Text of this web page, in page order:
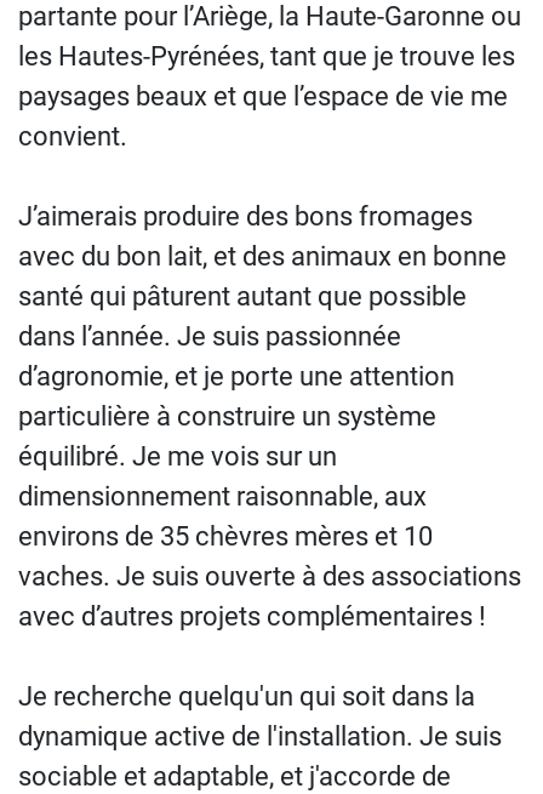
partante pour l’Ariège, la Haute-Garonne ou
les Hautes-Pyrénées, tant que je trouve les
paysages beaux et que l’espace de vie me
convient.
J’aimerais produire des bons fromages
avec du bon lait, et des animaux en bonne
santé qui pâturent autant que possible
dans l’année. Je suis passionnée
d’agronomie, et je porte une attention
particulière à construire un système
équilibré. Je me vois sur un
dimensionnement raisonnable, aux
environs de 35 chèvres mères et 10
vaches. Je suis ouverte à des associations
avec d’autres projets complémentaires !
Je recherche quelqu'un qui soit dans la
dynamique active de l'installation. Je suis
sociable et adaptable, et j'accorde de